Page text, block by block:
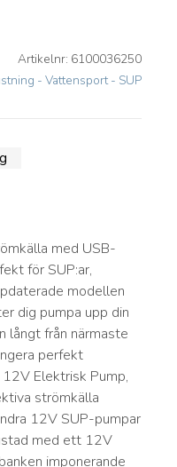
Artikelnr: 6100036250
- Vattensport - SUP
med USB-
för SUP:ar,
modellen
dig pumpa upp din
långt från närmaste
perfekt
Elektrisk Pump,
strömkälla
12V SUP-pumpar
med ett 12V
imponerande